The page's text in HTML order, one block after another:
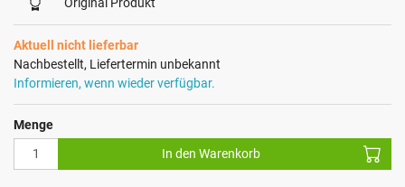
Aktuell nicht lieferbar
Nachbestellt, Liefertermin unbekannt
Informieren, wenn wieder verfügbar.
Menge
In den Warenkorb